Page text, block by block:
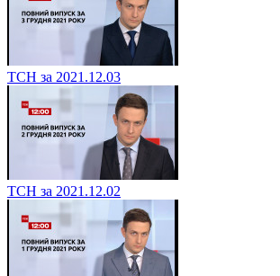
ТСН за 2021.12.03
ТСН за 2021.12.02